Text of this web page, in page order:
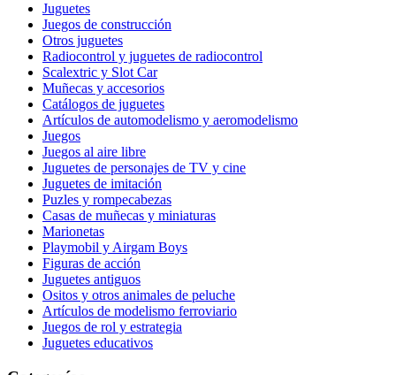
Juguetes
Juegos de construcción
Otros juguetes
Radiocontrol y juguetes de radiocontrol
Scalextric y Slot Car
Muñecas y accesorios
Catálogos de juguetes
Artículos de automodelismo y aeromodelismo
Juegos
Juegos al aire libre
Juguetes de personajes de TV y cine
Juguetes de imitación
Puzles y rompecabezas
Casas de muñecas y miniaturas
Marionetas
Playmobil y Airgam Boys
Figuras de acción
Juguetes antiguos
Ositos y otros animales de peluche
Artículos de modelismo ferroviario
Juegos de rol y estrategia
Juguetes educativos